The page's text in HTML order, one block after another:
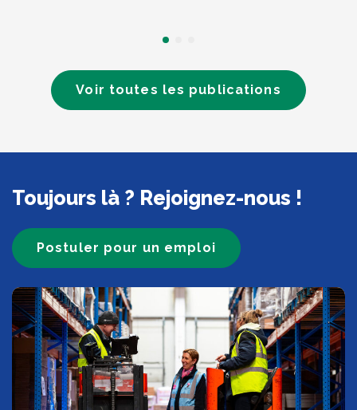
Voir toutes les publications
Toujours là ? Rejoignez-nous !
Postuler pour un emploi